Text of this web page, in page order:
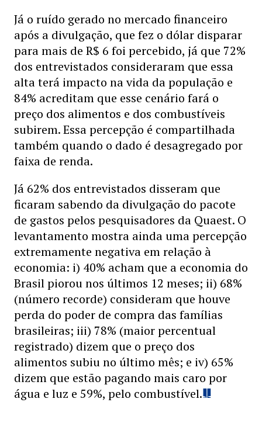
Já o ruído gerado no mercado financeiro
após a divulgação, que fez o dólar disparar
para mais de R$ 6 foi percebido, já que 72%
dos entrevistados consideraram que essa
alta terá impacto na vida da população e
84% acreditam que esse cenário fará o
preço dos alimentos e dos combustíveis
subirem. Essa percepção é compartilhada
também quando o dado é desagregado por
faixa de renda.
Já 62% dos entrevistados disseram que
ficaram sabendo da divulgação do pacote
de gastos pelos pesquisadores da Quaest. O
levantamento mostra ainda uma percepção
extremamente negativa em relação à
economia: i) 40% acham que a economia do
Brasil piorou nos últimos 12 meses; ii) 68%
(número recorde) consideram que houve
perda do poder de compra das famílias
brasileiras; iii) 78% (maior percentual
registrado) dizem que o preço dos
alimentos subiu no último mês; e iv) 65%
dizem que estão pagando mais caro por
água e luz e 59%, pelo combustível.